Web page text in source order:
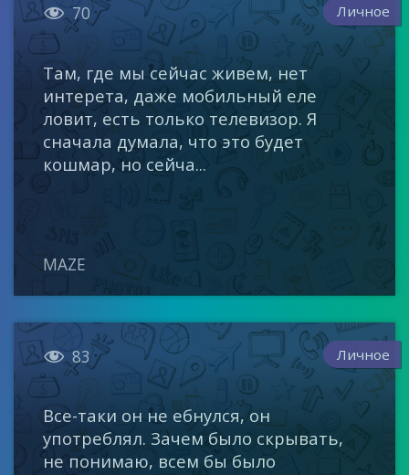
 70 Личное
Там, где мы сейчас живем, нет
интерета, даже мобильный еле
ловит, есть только телевизор. Я
сначала думала, что это будет
кошмар, но сейча...
MAZE
 83 Личное
Все-таки он не ебнулся, он
употреблял. Зачем было скрывать,
не понимаю, всем бы было